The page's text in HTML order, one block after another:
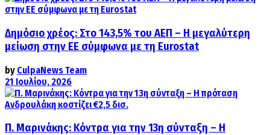
Δημόσιο χρέος: Στο 143,5% του ΑΕΠ – Η μεγαλύτερη
μείωση στην ΕΕ σύμφωνα με τη Eurostat
by CulpaNews Team
21 Ιουλίου, 2026
Π. Μαρινάκης: Κόντρα για την 13η σύνταξη – Η